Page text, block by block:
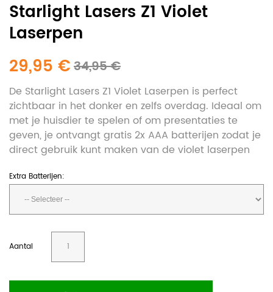
Starlight Lasers Z1 Violet
Laserpen
29,95 €34,95 €
De Starlight Lasers Z1 Violet Laserpen is perfect
zichtbaar in het donker en zelfs overdag. Ideaal om
met je huisdier te spelen of om presentaties te
geven, je ontvangt gratis 2x AAA batterijen zodat je
direct gebruik kunt maken van de violet laserpen
Extra Batterijen:
Aantal